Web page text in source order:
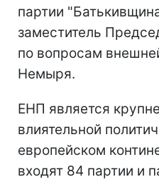
партии
заместитель
по вопросам
Немыря.
ЕНП является
влиятельной
европейском
входят 84 партии и